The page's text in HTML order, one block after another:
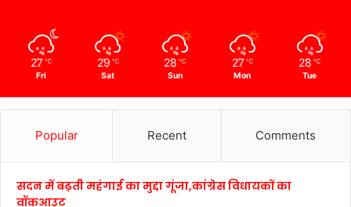
27 ℃
Fri
29 ℃
Sat
28 ℃
Sun
27 ℃
Mon
28 ℃
Tue
Popular Recent Comments
सदन में बढ़ती महंगाई का मुद्दा गूंजा,कांग्रेस विधायकों का
वॉकआउट